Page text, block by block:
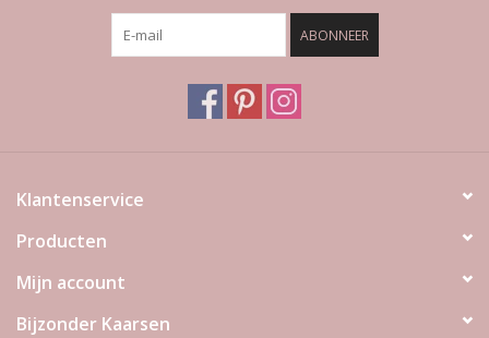
ABONNEER
Klantenservice
Producten
Mijn account
Bijzonder Kaarsen